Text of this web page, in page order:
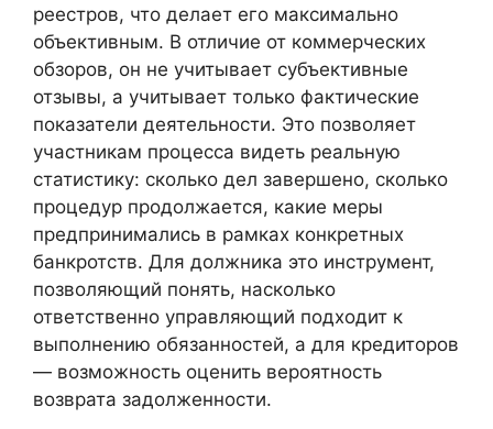
реестров, что делает его максимально
объективным. В отличие от коммерческих
обзоров, он не учитывает субъективные
отзывы, а учитывает только фактические
показатели деятельности. Это позволяет
участникам процесса видеть реальную
статистику: сколько дел завершено, сколько
процедур продолжается, какие меры
предпринимались в рамках конкретных
банкротств. Для должника это инструмент,
позволяющий понять, насколько
ответственно управляющий подходит к
выполнению обязанностей, а для кредиторов
— возможность оценить вероятность
возврата задолженности.